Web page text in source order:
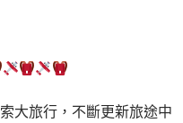
大旅行，不斷更新旅途中